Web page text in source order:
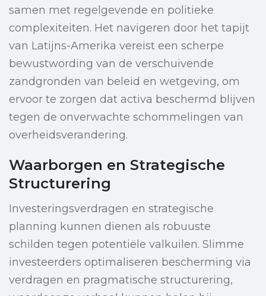
samen met regelgevende en politieke
complexiteiten. Het navigeren door het tapijt
van Latijns-Amerika vereist een scherpe
bewustwording van de verschuivende
zandgronden van beleid en wetgeving, om
ervoor te zorgen dat activa beschermd blijven
tegen de onverwachte schommelingen van
overheidsverandering.
Waarborgen en Strategische
Structurering
Investeringsverdragen en strategische
planning kunnen dienen als robuuste
schilden tegen potentiële valkuilen. Slimme
investeerders optimaliseren bescherming via
verdragen en pragmatische structurering,